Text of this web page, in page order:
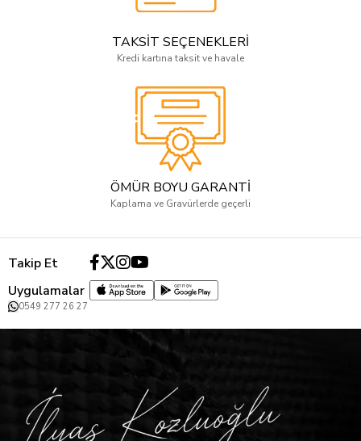
TAKSİT SEÇENEKLERİ
Kredi kartına taksit ve havale
ÖMÜR BOYU GARANTİ
Kaplama ve Gravürlerde geçerli
Takip Et
Uygulamalar
0549 277 26 27